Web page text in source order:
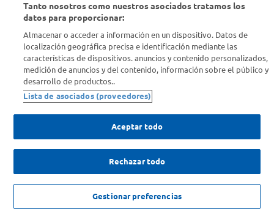
NO DISPONIBLE
Conocenos
Info útil
Comprá Online
Enterate de nuestras ofertas
Dejanos tu mail para recibir todas las ofertas y promociones antes
que nadie.
Provincia
ENVIAR
Tanto nosotros como nuestros asociados tratamos los
datos para proporcionar:
Almacenar o acceder a información en un dispositivo. Datos de
localización geográfica precisa e identificación mediante las
características de dispositivos. anuncios y contenido personalizados,
medición de anuncios y del contenido, información sobre el público y
desarrollo de productos..
Lista de asociados (proveedores)
Aceptar todo
Rechazar todo
Gestionar preferencias